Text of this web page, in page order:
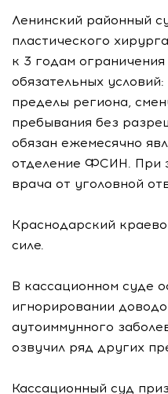
Ленинский районный
пластического
к 3 годам
обязательных
пределы региона,
пребывания без
обязан ежемесячно
отделение ФСИН. При
врача от уголовной
Краснодарский
силе.
В кассационном суде
игнорировании
аутоиммунного
озвучил ряд других
Кассационный суд